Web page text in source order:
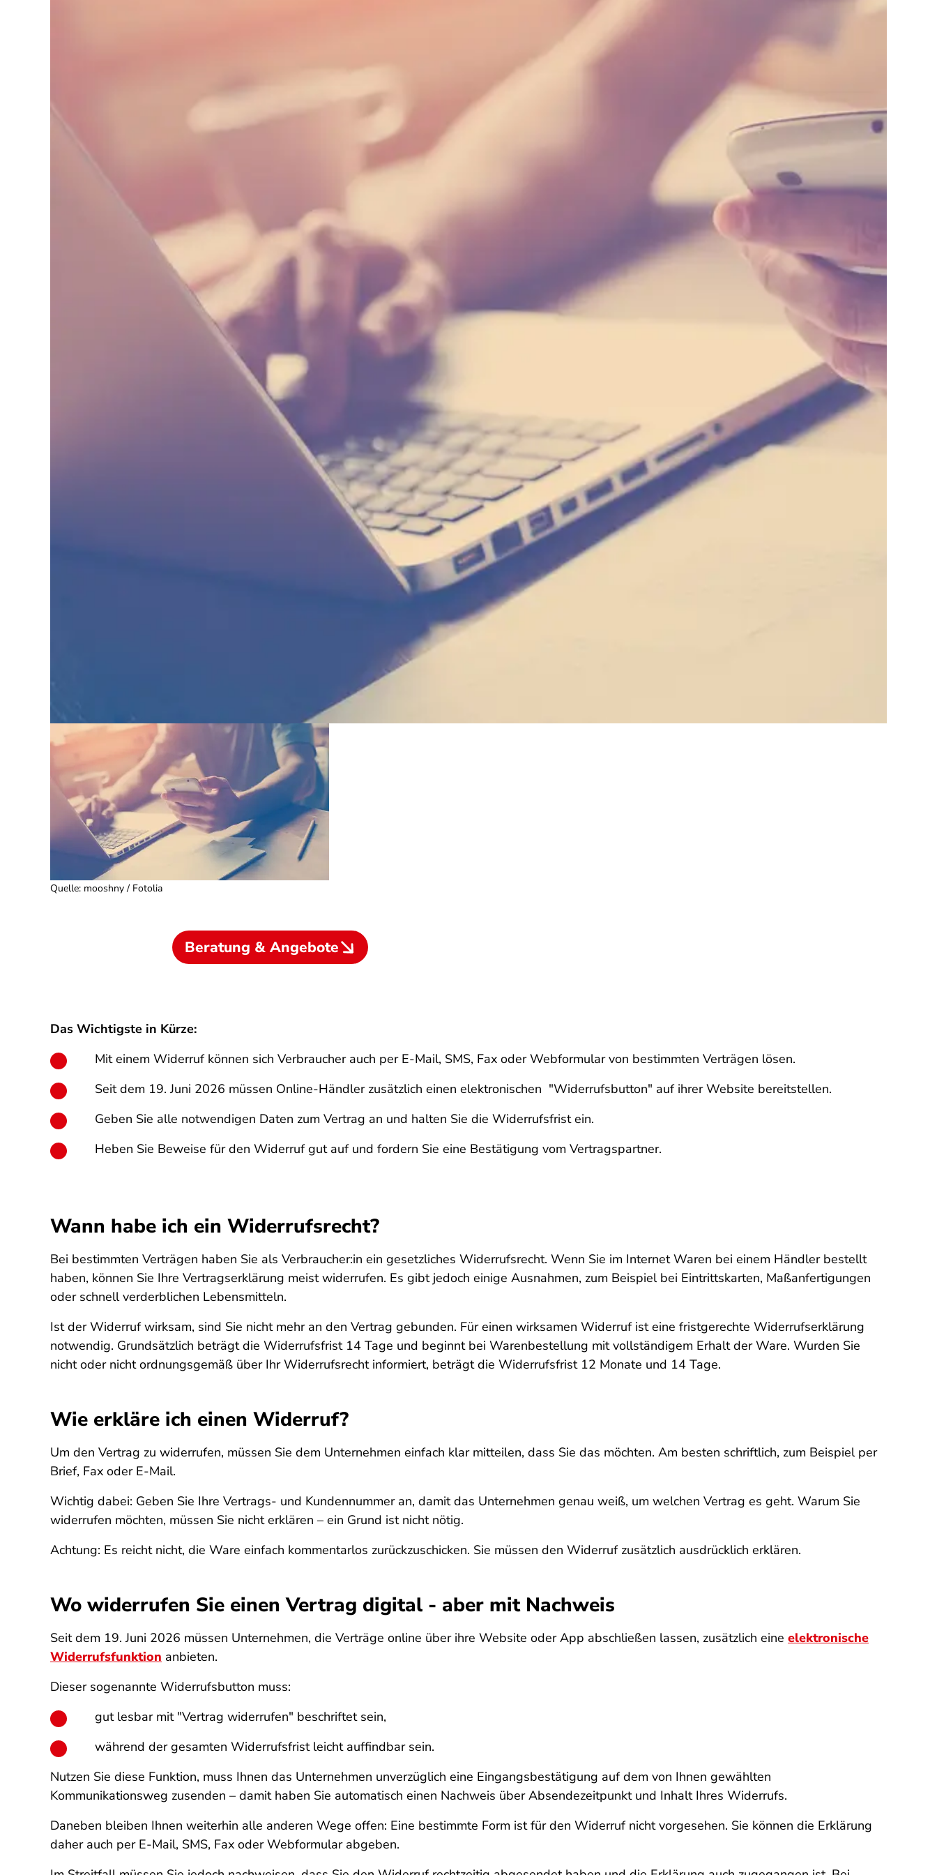
Quelle: mooshny / Fotolia
Beratung & Angebote
Das Wichtigste in Kürze:
Mit einem Widerruf können sich Verbraucher auch per E-Mail, SMS, Fax oder Webformular von bestimmten Verträgen lösen.
Seit dem 19. Juni 2026 müssen Online-Händler zusätzlich einen elektronischen "Widerrufsbutton" auf ihrer Website bereitstellen.
Geben Sie alle notwendigen Daten zum Vertrag an und halten Sie die Widerrufsfrist ein.
Heben Sie Beweise für den Widerruf gut auf und fordern Sie eine Bestätigung vom Vertragspartner.
Wann habe ich ein Widerrufsrecht?
Bei bestimmten Verträgen haben Sie als Verbraucher:in ein gesetzliches Widerrufsrecht. Wenn Sie im Internet Waren bei einem Händler bestellt
haben, können Sie Ihre Vertragserklärung meist widerrufen. Es gibt jedoch einige Ausnahmen, zum Beispiel bei Eintrittskarten, Maßanfertigungen
oder schnell verderblichen Lebensmitteln.
Ist der Widerruf wirksam, sind Sie nicht mehr an den Vertrag gebunden. Für einen wirksamen Widerruf ist eine fristgerechte Widerrufserklärung
notwendig. Grundsätzlich beträgt die Widerrufsfrist 14 Tage und beginnt bei Warenbestellung mit vollständigem Erhalt der Ware. Wurden Sie
nicht oder nicht ordnungsgemäß über Ihr Widerrufsrecht informiert, beträgt die Widerrufsfrist 12 Monate und 14 Tage.
Wie erkläre ich einen Widerruf?
Um den Vertrag zu widerrufen, müssen Sie dem Unternehmen einfach klar mitteilen, dass Sie das möchten. Am besten schriftlich, zum Beispiel per
Brief, Fax oder E-Mail.
Wichtig dabei: Geben Sie Ihre Vertrags- und Kundennummer an, damit das Unternehmen genau weiß, um welchen Vertrag es geht. Warum Sie
widerrufen möchten, müssen Sie nicht erklären – ein Grund ist nicht nötig.
Achtung: Es reicht nicht, die Ware einfach kommentarlos zurückzuschicken. Sie müssen den Widerruf zusätzlich ausdrücklich erklären.
Wo widerrufen Sie einen Vertrag digital - aber mit Nachweis
Seit dem 19. Juni 2026 müssen Unternehmen, die Verträge online über ihre Website oder App abschließen lassen, zusätzlich eine elektronische
Widerrufsfunktion anbieten.
Dieser sogenannte Widerrufsbutton muss:
gut lesbar mit "Vertrag widerrufen" beschriftet sein,
während der gesamten Widerrufsfrist leicht auffindbar sein.
Nutzen Sie diese Funktion, muss Ihnen das Unternehmen unverzüglich eine Eingangsbestätigung auf dem von Ihnen gewählten
Kommunikationsweg zusenden – damit haben Sie automatisch einen Nachweis über Absendezeitpunkt und Inhalt Ihres Widerrufs.
Daneben bleiben Ihnen weiterhin alle anderen Wege offen: Eine bestimmte Form ist für den Widerruf nicht vorgesehen. Sie können die Erklärung
daher auch per E-Mail, SMS, Fax oder Webformular abgeben.